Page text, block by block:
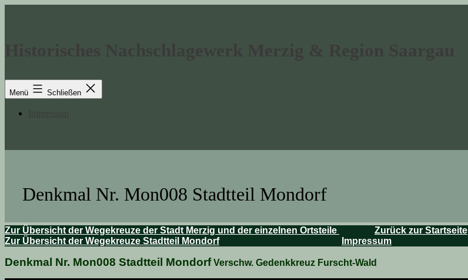
Menü Schließen
Denkmal Nr. Mon008 Stadtteil Mondorf
Zur Übersicht der Wegekreuze der Stadt Merzig und der einzelnen Ortsteile
Zurück zur Startseite
Zur Übersicht der Wegekreuze Stadtteil Mondorf
Impressum
Denkmal Nr. Mon008 Stadtteil MondorfVerschw. Gedenkkreuz Furscht-Wald